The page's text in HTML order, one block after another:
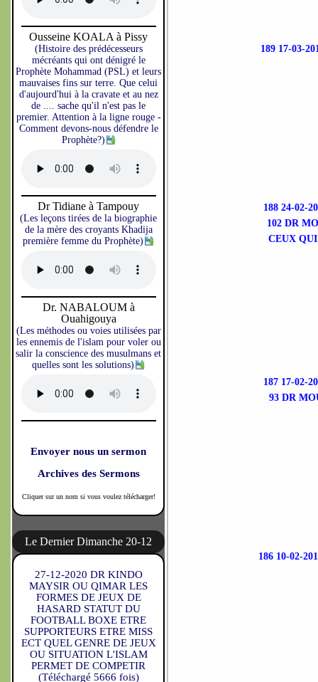
Ousseine KOALA à Pissy
(Histoire des prédécesseurs
mécréants qui ont dénigré le
Prophète Mohammad (PSL) et leurs
mauvaises fins sur terre. Que celui
d'aujourd'hui à la cravate et au nez
de .... sache qu'il n'est pas le
premier. Attention à la ligne rouge -
Comment devons-nous défendre le
Prophète?)
Dr Tidiane à Tampouy
(Les leçons tirées de la biographie
de la mère des croyants Khadija
première femme du Prophète)
Dr. NABALOUM à
Ouahigouya
(Les méthodes ou voies utilisées par
les ennemis de l'islam pour voler ou
salir la conscience des musulmans et
quelles sont les solutions)
Envoyer nous un sermon
Archives des Sermons
Cliquer sur un nom si vous voulez télécharger!
Le Dernier Dimanche 20-12
27-12-2020 DR KINDO
MAYSIR OU QIMAR LES
FORMES DE JEUX DE
HASARD STATUT DU
FOOTBALL BOXE ETRE
SUPPORTEURS ETRE MISS
ECT QUEL GENRE DE JEUX
OU SITUATION L'ISLAM
PERMET DE COMPETIR
(Téléchargé 5666 fois)
189 17-03-
188 24-02-
102 DR
CEUX
187 17-02-
93 DR
186 10-02-